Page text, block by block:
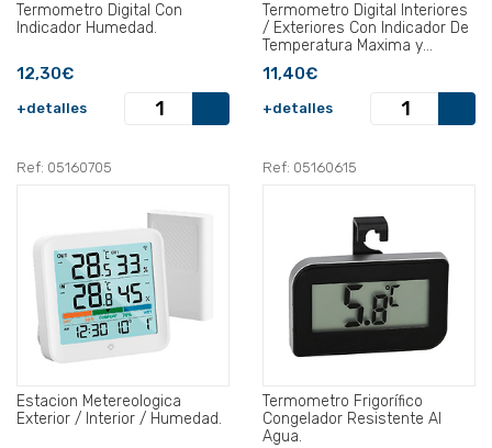
Termometro Digital Con
Indicador Humedad.
12,30€
+detalles
Termometro Digital Interiores
/ Exteriores Con Indicador De
Temperatura Maxima y
Minima.
11,40€
+detalles
Ref: 05160705
Estacion Metereologica
Exterior / Interior / Humedad.
Ref: 05160615
Termometro Frigorífico
Congelador Resistente Al
Agua.